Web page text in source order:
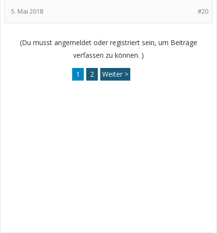
#20
5. Mai 2018
(Du musst angemeldet oder registriert sein, um Beiträge
verfassen zu können. )
1 2 Weiter >